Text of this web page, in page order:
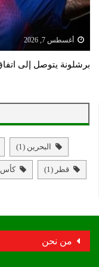
أغسطس 7, 2026
برشلونة يتوصل إلى
البحرين (1)
قطر (1) كأس
من نحن